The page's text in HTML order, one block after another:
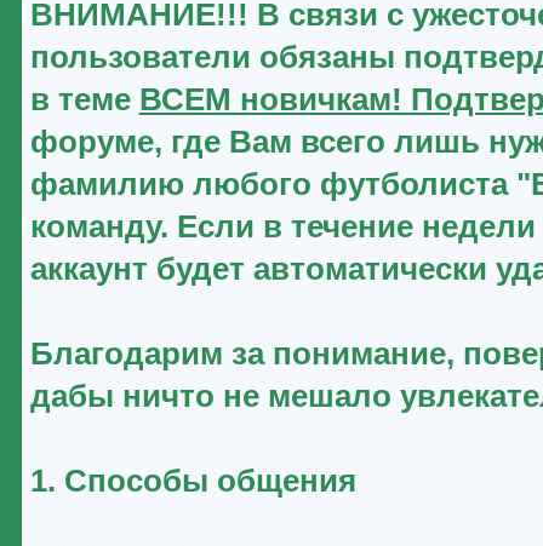
ВНИМАНИЕ!!! В связи с
пользователи обязаны
в теме ВСЕМ новичкам!
форуме, где Вам всего лишь
фамилию любого футболиста
команду. Если в течение
аккаунт будет автоматически
Благодарим за понимание,
дабы ничто не мешало
1. Способы общения